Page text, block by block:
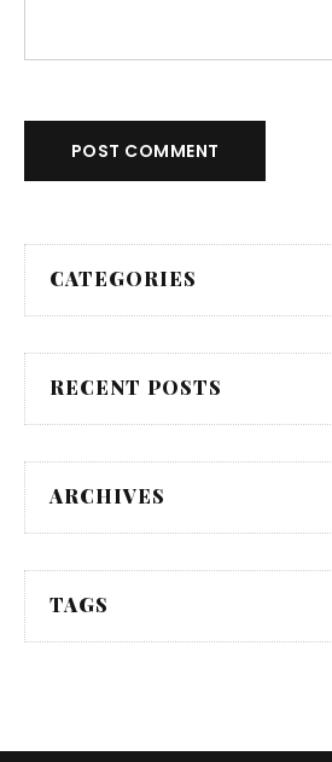
POST COMMENT
CATEGORIES
RECENT POSTS
ARCHIVES
TAGS